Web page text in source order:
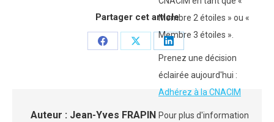
Membre 2 étoiles » ou «
Membre 3 étoiles ».
Prenez une décision
éclairée aujourd'hui :
Adhérez à la CNACIM
Pour plus d'information
Partager cet article
PartagerPartagerPartager
LinkedIn
Auteur : Jean-Yves FRAPIN